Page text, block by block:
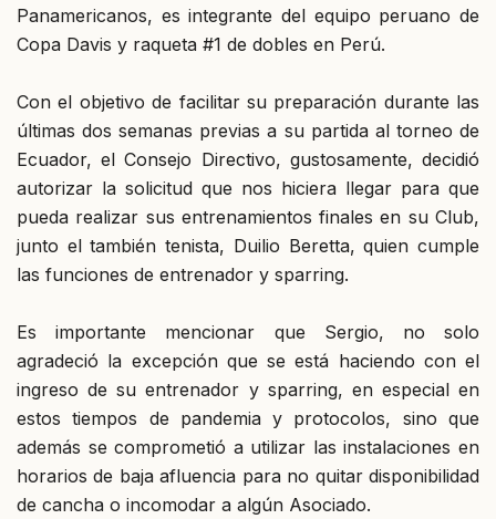
Panamericanos, es integrante del equipo peruano de
Copa Davis y raqueta #1 de dobles en Perú.
Con el objetivo de facilitar su preparación durante las
últimas dos semanas previas a su partida al torneo de
Ecuador, el Consejo Directivo, gustosamente, decidió
autorizar la solicitud que nos hiciera llegar para que
pueda realizar sus entrenamientos finales en su Club,
junto el también tenista, Duilio Beretta, quien cumple
las funciones de entrenador y sparring.
Es importante mencionar que Sergio, no solo
agradeció la excepción que se está haciendo con el
ingreso de su entrenador y sparring, en especial en
estos tiempos de pandemia y protocolos, sino que
además se comprometió a utilizar las instalaciones en
horarios de baja afluencia para no quitar disponibilidad
de cancha o incomodar a algún Asociado.